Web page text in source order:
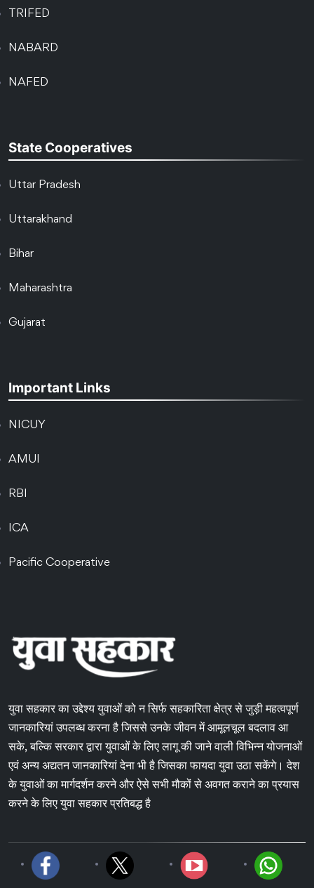
TRIFED
NABARD
NAFED
State Cooperatives
Uttar Pradesh
Uttarakhand
Bihar
Maharashtra
Gujarat
Important Links
NICUY
AMUI
RBI
ICA
Pacific Cooperative
युवा सहकार का उद्देश्य युवाओं को न सिर्फ सहकारिता क्षेत्र से जुड़ी महत्वपूर्ण
जानकारियां उपलब्ध करना है जिससे उनके जीवन में आमूलचूल बदलाव आ
सके, बल्कि सरकार द्वारा युवाओं के लिए लागू की जाने वाली विभिन्न योजनाओं
एवं अन्य अद्यतन जानकारियां देना भी है जिसका फायदा युवा उठा सकेंगे। देश
के युवाओं का मार्गदर्शन करने और ऐसे सभी मौकों से अवगत कराने का प्रयास
करने के लिए युवा सहकार प्रतिबद्ध है